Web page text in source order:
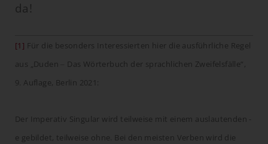
da!
[1] Für die besonders Interessierten hier die ausführliche Regel
aus „Duden ‒ Das Wörterbuch der sprachlichen Zweifelsfälle“,
9. Auflage, Berlin 2021:
Der Imperativ Singular wird teilweise mit einem auslautenden -
e gebildet, teilweise ohne. Bei den meisten Verben wird die